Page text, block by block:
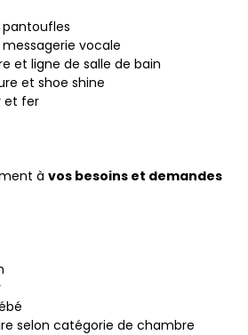
pantoufles
vocale
et ligne de salle de bain
et shoe shine
et fer
à vos besoins et demandes
selon catégorie de chambre